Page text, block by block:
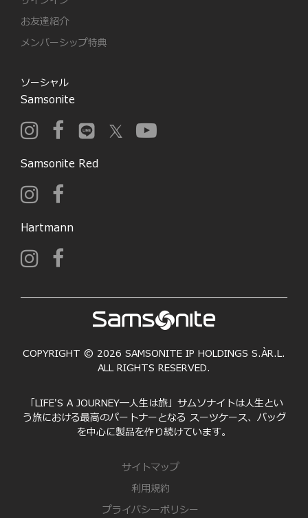
お友達紹介
メンバーシップ特典
ソーシャル
Samsonite
Samsonite Red
Hartmann
COPYRIGHT © 2026 SAMSONITE IP HOLDINGS S.ÀR.L.
ALL RIGHTS RESERVED.
「LIFE'S A JOURNEY―人生は旅」サムソナイトは人生とい
う旅における最高のパートナーとなる スーツケース、バッグ
を中心に製品を作り続けています。
サイトマップ
利用規約
プライバシーポリシー